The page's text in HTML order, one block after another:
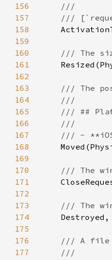
156
157
158
159
160
161
162
163
164
165
166
167
168
169
170
171
172
173
174
175
176
177